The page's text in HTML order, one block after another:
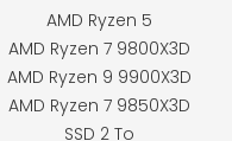
AMD Ryzen 5
AMD Ryzen 7 9800X3D
AMD Ryzen 9 9900X3D
AMD Ryzen 7 9850X3D
SSD 2 To